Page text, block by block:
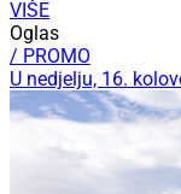
VIŠE
Oglas
/ PROMO
U nedjelju, 16.